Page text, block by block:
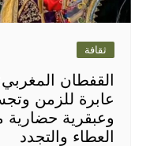
ثقافة
القفطان
عابرة للزمن
وعبقرية
العطاء والتجدد